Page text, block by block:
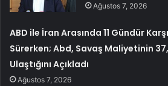
Ağustos 7, 2026
ABD ile İran Arasında 11 Gündür
Sürerken; Abd, Savaş Maliyetinin
Ulaştığını Açıkladı
Ağustos 7, 2026